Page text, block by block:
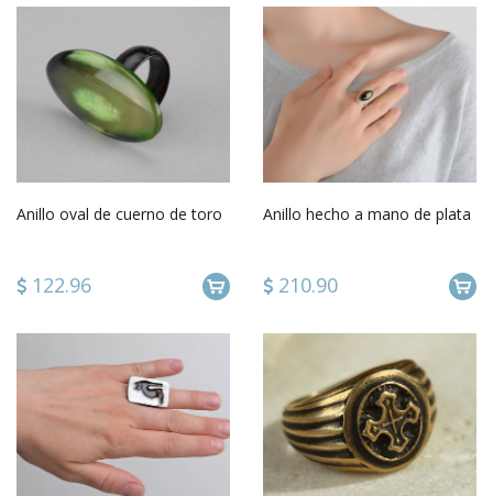
Anillo oval de cuerno de toro
122.96
Anillo hecho a mano de plata
210.90